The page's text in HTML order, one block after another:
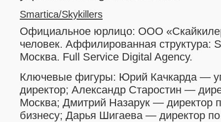
Smartica/Skykillers
Официальное юрлицо: ООО
человек. Аффилированная структура:
Москва. Full Service Digital Agency.
Ключевые фигуры: Юрий Качкарда —
директор; Александр Старостин —
Москва; Дмитрий Назарук — директор
бизнесу; Дарья Шигаева — директор по